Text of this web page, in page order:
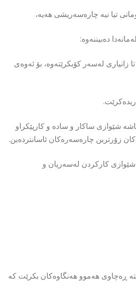
تیا نیە چارەسەریشی هەیە،
دەبیننەوە:
لەسەر کۆبکرێتەوە، بۆ ئەوەی
شێوازی ساکار و سادە و کارپێکراو
زۆرتربن چارەسەرەکان ئاسانتردەبن.
کارکردن لەسەریان و
ڕەچاوی هەموو هەنگاوەکان بکرێت کە